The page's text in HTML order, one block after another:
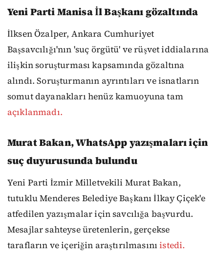
Yeni Parti Manisa İl Başkanı gözaltında
İlksen Özalper, Ankara Cumhuriyet
Başsavcılığı'nın 'suç örgütü' ve rüşvet iddialarına
ilişkin soruşturması kapsamında gözaltına
alındı. Soruşturmanın ayrıntıları ve isnatların
somut dayanakları henüz kamuoyuna tam
açıklanmadı.
Murat Bakan, WhatsApp yazışmaları için
suç duyurusunda bulundu
Yeni Parti İzmir Milletvekili Murat Bakan,
tutuklu Menderes Belediye Başkanı İlkay Çiçek'e
atfedilen yazışmalar için savcılığa başvurdu.
Mesajlar sahteyse üretenlerin, gerçekse
tarafların ve içeriğin araştırılmasınıistedi.